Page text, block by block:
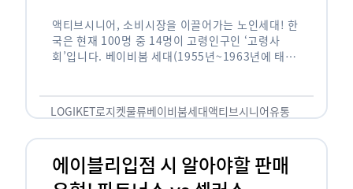
액티브시니어, 소비시장을 이끌어가는 노인세대! 한
국은 현재 100명 중 14명이 고령인구인 ‘고령사
회’입니다. 베이비붐 세대(1955년~1963년에 태어
오고 있습니다. 하지만 사회가 늙어가는 …
LOGIKET로지켓물류베이비붐세대액티브시니어유통
에이블리입점 시 알아야할 판매